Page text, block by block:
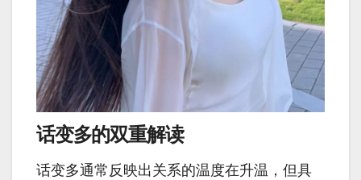
话变多的双重解读
话变多通常反映出关系的温度在升温，但具